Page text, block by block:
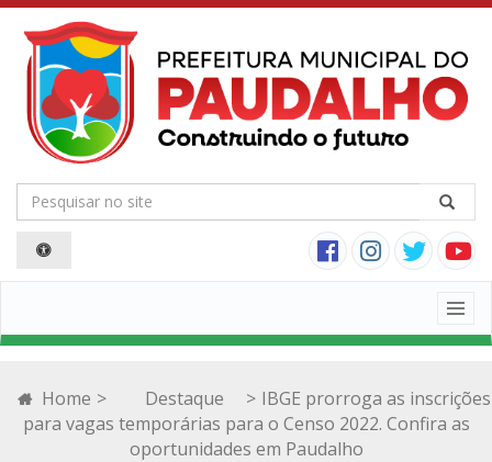
Home > Destaque > IBGE prorroga as inscrições
para vagas temporárias para o Censo 2022. Confira as
oportunidades em Paudalho